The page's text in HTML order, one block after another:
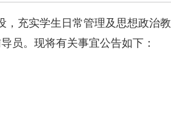
充实学生日常管理及思想政治教
员。现将有关事宜公告如下：